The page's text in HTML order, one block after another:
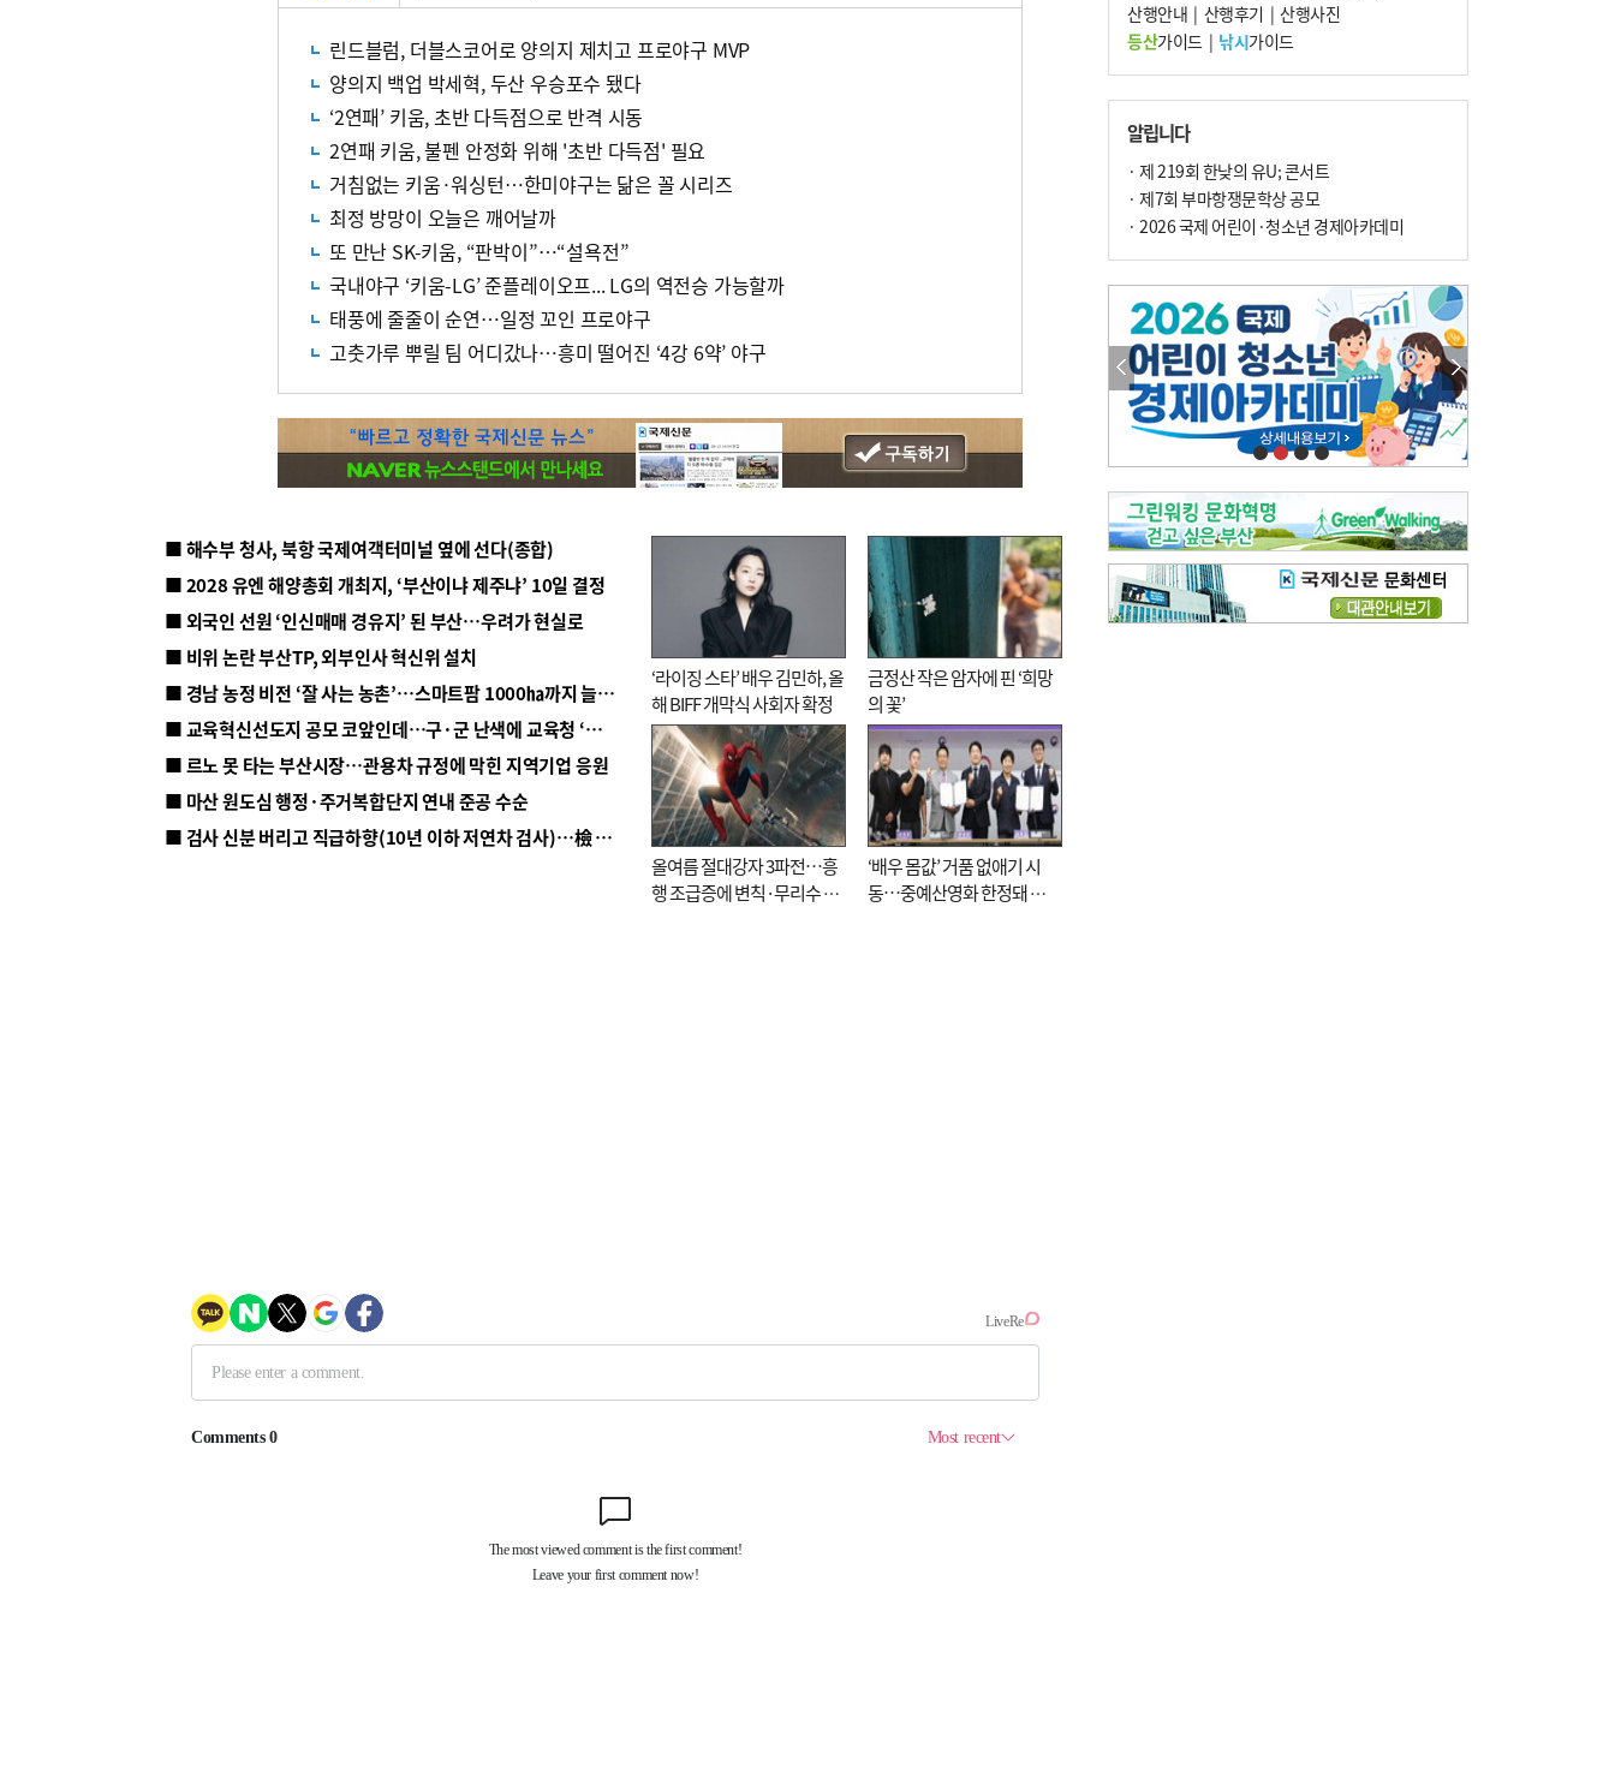
린드블럼, 더블스코어로 양의지 제치고 프로야구 MVP
양의지 백업 박세혁, 두산 우승포수 됐다
‘2연패’ 키움, 초반 다득점으로 반격 시동
2연패 키움, 불펜 안정화 위해 '초반 다득점' 필요
거침없는 키움·워싱턴…한미야구는 닮은 꼴 시리즈
최정 방망이 오늘은 깨어날까
또 만난 SK-키움, “판박이”…“설욕전”
국내야구 ‘키움-LG’ 준플레이오프... LG의 역전승 가능할까
태풍에 줄줄이 순연…일정 꼬인 프로야구
고춧가루 뿌릴 팀 어디갔나…흥미 떨어진 ‘4강 6약’ 야구
■ 해수부 청사, 북항 국제여객터미널 옆에 선다(종합)
■ 2028 유엔 해양총회 개최지, ‘부산이냐 제주냐’ 10일 결정
■ 외국인 선원 ‘인신매매 경유지’ 된 부산…우려가 현실로
■ 비위 논란 부산TP, 외부인사 혁신위 설치
■ 경남 농정 비전 ‘잘 사는 농촌’…스마트팜 1000㏊까지 늘린다
■ 교육혁신선도지 공모 코앞인데…구·군 난색에 교육청 ‘쩔쩔’
■ 르노 못 타는 부산시장…관용차 규정에 막힌 지역기업 응원
■ 마산 원도심 행정·주거복합단지 연내 준공 수순
■ 검사 신분 버리고 직급하향(10년 이하 저연차 검사)…檢 중수청행 기피
‘라이징 스타’ 배우 김민하, 올
해 BIFF 개막식 사회자 확정
금정산 작은 암자에 핀 ‘희망
의 꽃’
올여름 절대강자 3파전…흥
행 조급증에 변칙·무리수 마
‘배우 몸값’ 거품 없애기 시
동…중예산영화 한정돼 실
9
[사설] 해수부 신청사 북항으로 확정, 해양
수도 도약의 전환점
10 르노 못 타는 부산시장…관용차 규정에 막
힌 지역기업 응원
산행안내 | 산행후기 | 산행사진
등산가이드| 낚시가이드
알립니다
· 제 219회 한낮의 유U; 콘서트
· 제7회 부마항쟁문학상 공모
· 2026 국제 어린이·청소년 경제아카데미